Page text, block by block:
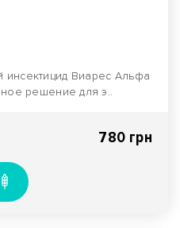
Виарес Альфа
решение для э..
780 грн